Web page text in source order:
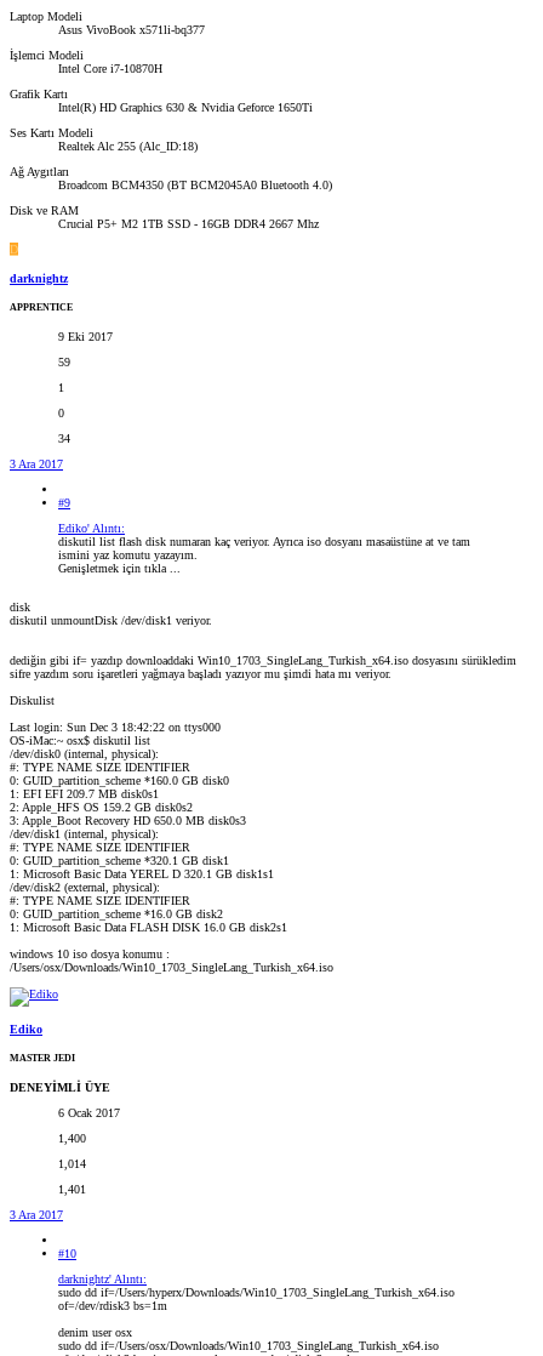
Laptop Modeli
Asus VivoBook x571li-bq377
İşlemci Modeli
Intel Core i7-10870H
Grafik Kartı
Intel(R) HD Graphics 630 & Nvidia Geforce 1650Ti
Ses Kartı Modeli
Realtek Alc 255 (Alc_ID:18)
Ağ Aygıtları
Broadcom BCM4350 (BT BCM2045A0 Bluetooth 4.0)
Disk ve RAM
Crucial P5+ M2 1TB SSD - 16GB DDR4 2667 Mhz
D
darknightz
APPRENTICE
9 Eki 2017
59
1
0
34
3 Ara 2017
#9
Ediko' Alıntı:
diskutil list flash disk numaran kaç veriyor. Ayrıca iso dosyanı masaüstüne at ve tam
ismini yaz komutu yazayım.
Genişletmek için tıkla ...
disk
diskutil unmountDisk /dev/disk1 veriyor.
dediğin gibi if= yazdıp downloaddaki Win10_1703_SingleLang_Turkish_x64.iso dosyasını sürükledim
sifre yazdım soru işaretleri yağmaya başladı yazıyor mu şimdi hata mı veriyor.
Diskulist
Last login: Sun Dec 3 18:42:22 on ttys000
OS-iMac:~ osx$ diskutil list
/dev/disk0 (internal, physical):
#: TYPE NAME SIZE IDENTIFIER
0: GUID_partition_scheme *160.0 GB disk0
1: EFI EFI 209.7 MB disk0s1
2: Apple_HFS OS 159.2 GB disk0s2
3: Apple_Boot Recovery HD 650.0 MB disk0s3
/dev/disk1 (internal, physical):
#: TYPE NAME SIZE IDENTIFIER
0: GUID_partition_scheme *320.1 GB disk1
1: Microsoft Basic Data YEREL D 320.1 GB disk1s1
/dev/disk2 (external, physical):
#: TYPE NAME SIZE IDENTIFIER
0: GUID_partition_scheme *16.0 GB disk2
1: Microsoft Basic Data FLASH DISK 16.0 GB disk2s1
windows 10 iso dosya konumu :
/Users/osx/Downloads/Win10_1703_SingleLang_Turkish_x64.iso
Ediko
MASTER JEDI
DENEYİMLİ ÜYE
6 Ocak 2017
1,400
1,014
1,401
3 Ara 2017
#10
darknightz' Alıntı:
sudo dd if=/Users/hyperx/Downloads/Win10_1703_SingleLang_Turkish_x64.iso
of=/dev/rdisk3 bs=1m
denim user osx
sudo dd if=/Users/osx/Downloads/Win10_1703_SingleLang_Turkish_x64.iso